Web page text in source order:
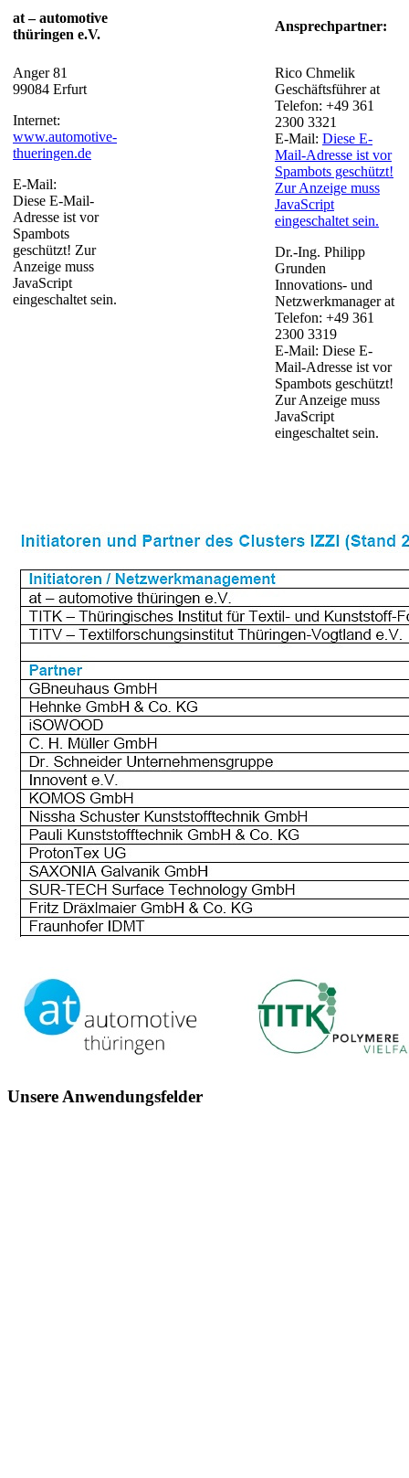
at – automotive
thüringen e.V.
Ansprechpartner:
Anger 81
99084 Erfurt
Internet:
www.automotive-
thueringen.de
E-Mail:
Diese E-Mail-
Adresse ist vor
Spambots
geschützt! Zur
Anzeige muss
JavaScript
eingeschaltet sein.
Rico Chmelik
Geschäftsführer at
Telefon: +49 361
2300 3321
E-Mail: Diese E-
Mail-Adresse ist vor
Spambots geschützt!
Zur Anzeige muss
JavaScript
eingeschaltet sein.
Dr.-Ing. Philipp
Grunden
Innovations- und
Netzwerkmanager at
Telefon: +49 361
2300 3319
E-Mail: Diese E-
Mail-Adresse ist vor
Spambots geschützt!
Zur Anzeige muss
JavaScript
eingeschaltet sein.
Unsere Anwendungsfelder